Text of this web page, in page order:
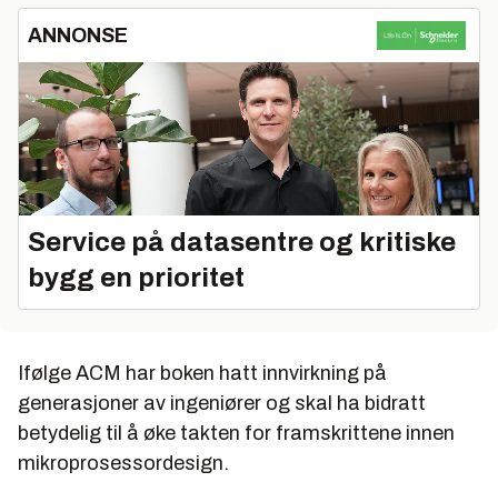
ANNONSE
Service på datasentre og kritiske
bygg en prioritet
Ifølge ACM har boken hatt innvirkning på
generasjoner av ingeniører og skal ha bidratt
betydelig til å øke takten for framskrittene innen
mikroprosessordesign.